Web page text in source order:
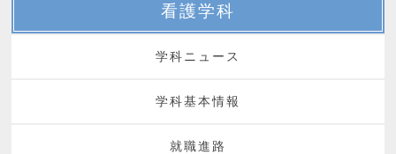
看護学科
学科ニュース
学科基本情報
就職進路